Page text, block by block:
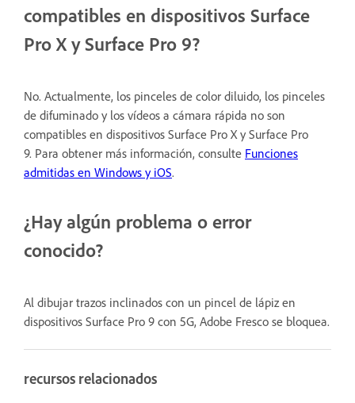
compatibles en dispositivos Surface
Pro X y Surface Pro 9?
No. Actualmente, los pinceles de color diluido, los pinceles
de difuminado y los vídeos a cámara rápida no son
compatibles en dispositivos Surface Pro X y Surface Pro
9. Para obtener más información, consulte Funciones
admitidas en Windows y iOS.
¿Hay algún problema o error
conocido?
Al dibujar trazos inclinados con un pincel de lápiz en
dispositivos Surface Pro 9 con 5G, Adobe Fresco se bloquea.
recursos relacionados